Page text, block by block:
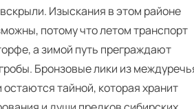
Изыскания в этом районе
потому что летом транспорт
а зимой путь преграждают
Бронзовые лики из
тайной, которая хранит